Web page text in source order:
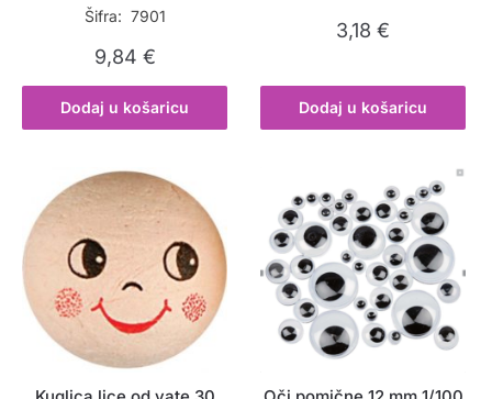
Šifra: 7901
9,84 €
Dodaj u košaricu
3,18€
Dodaj u košaricu